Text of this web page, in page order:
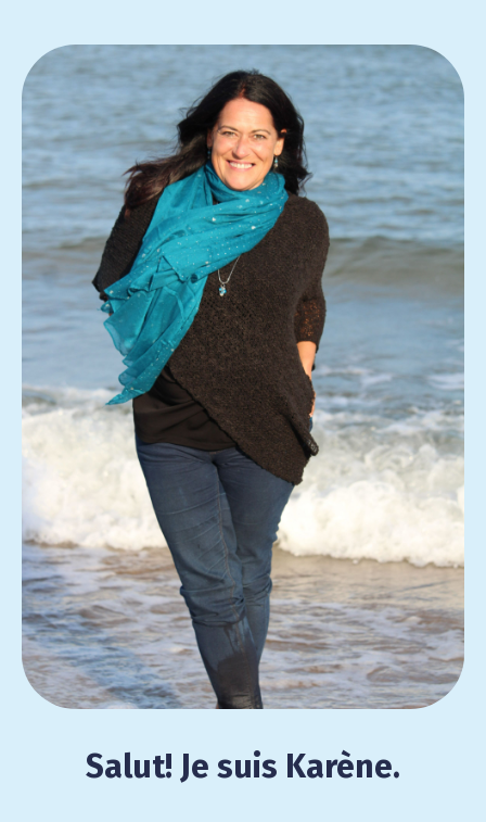
Salut! Je suis Karène.